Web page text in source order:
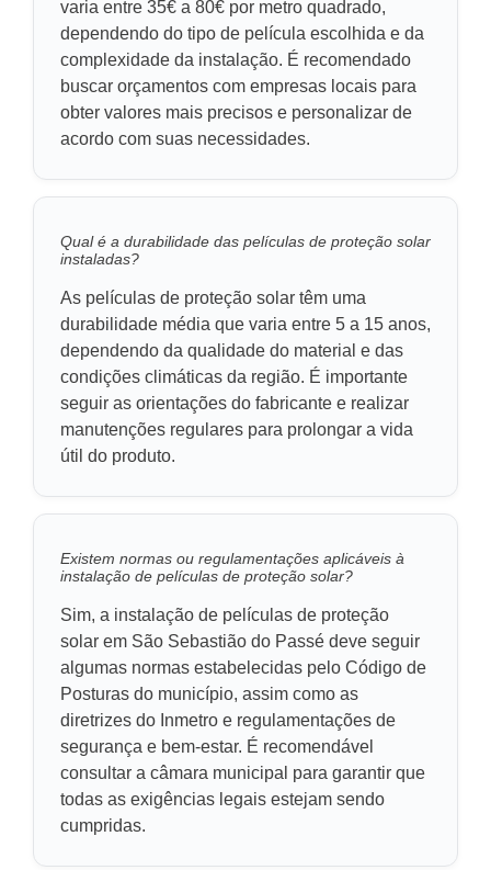
varia entre 35€ a 80€ por metro quadrado,
dependendo do tipo de película escolhida e da
complexidade da instalação. É recomendado
buscar orçamentos com empresas locais para
obter valores mais precisos e personalizar de
acordo com suas necessidades.
Qual é a durabilidade das películas de proteção solar
instaladas?
As películas de proteção solar têm uma
durabilidade média que varia entre 5 a 15 anos,
dependendo da qualidade do material e das
condições climáticas da região. É importante
seguir as orientações do fabricante e realizar
manutenções regulares para prolongar a vida
útil do produto.
Existem normas ou regulamentações aplicáveis à
instalação de películas de proteção solar?
Sim, a instalação de películas de proteção
solar em São Sebastião do Passé deve seguir
algumas normas estabelecidas pelo Código de
Posturas do município, assim como as
diretrizes do Inmetro e regulamentações de
segurança e bem-estar. É recomendável
consultar a câmara municipal para garantir que
todas as exigências legais estejam sendo
cumpridas.